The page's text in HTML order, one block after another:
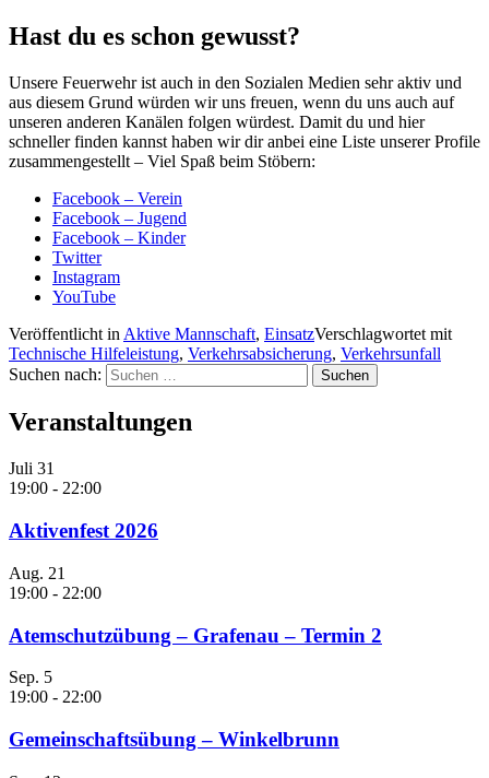
Hast du es schon gewusst?
Unsere Feuerwehr ist auch in den Sozialen Medien sehr aktiv und
aus diesem Grund würden wir uns freuen, wenn du uns auch auf
unseren anderen Kanälen folgen würdest. Damit du und hier
schneller finden kannst haben wir dir anbei eine Liste unserer Profile
zusammengestellt – Viel Spaß beim Stöbern:
Facebook – Verein
Facebook – Jugend
Facebook – Kinder
Twitter
Instagram
YouTube
Veröffentlicht in Aktive Mannschaft, EinsatzVerschlagwortet mit
Technische Hilfeleistung, Verkehrsabsicherung, Verkehrsunfall
Suchen nach:
Veranstaltungen
Juli 31
19:00 - 22:00
Aktivenfest 2026
Aug. 21
19:00 - 22:00
Atemschutzübung – Grafenau – Termin 2
Sep. 5
19:00 - 22:00
Gemeinschaftsübung – Winkelbrunn